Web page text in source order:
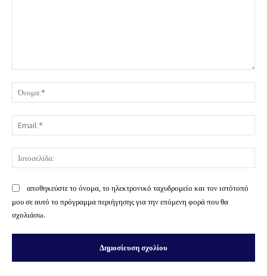
αποθηκεύστε το όνομα, το ηλεκτρονικό ταχυδρομείο και τον ιστότοπό
μου σε αυτό το πρόγραμμα περιήγησης για την επόμενη φορά που θα
σχολιάσω.